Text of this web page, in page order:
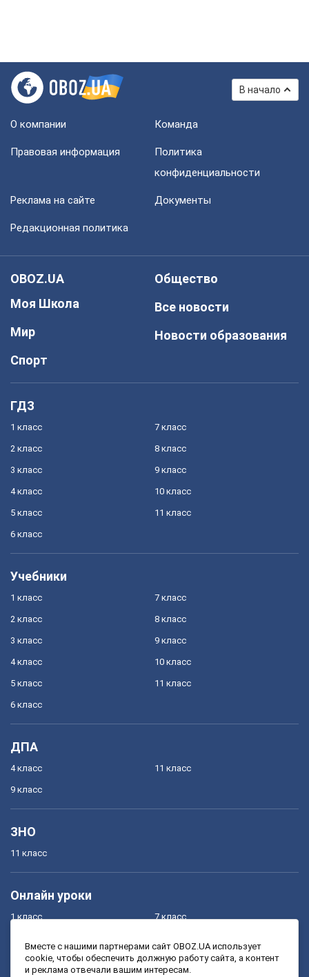
В начало
О компании Команда
Правовая информация
Политика
конфиденциальности
Реклама на сайте Документы
Редакционная политика
OBOZ.UA
Моя Школа
Мир
Спорт
Общество
Все новости
Новости образования
ГДЗ
1 класс
2 класс
3 класс
4 класс
5 класс
6 класс
7 класс
8 класс
9 класс
10 класс
11 класс
Учебники
1 класс
2 класс
3 класс
4 класс
5 класс
6 класс
7 класс
8 класс
9 класс
10 класс
11 класс
ДПА
4 класс
9 класс
11 класс
ЗНО
11 класс
Онлайн уроки
1 класс
3 класс
7 класс
9 класс
Вместе с нашими партнерами сайт OBOZ.UA использует
cookie, чтобы обеспечить должную работу сайта, а контент
и реклама отвечали вашим интересам.